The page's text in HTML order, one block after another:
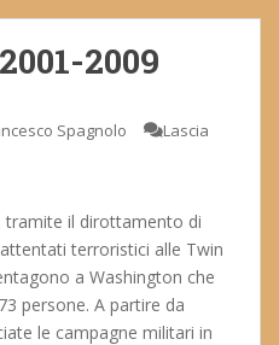
2009
Spagnolo
Lascia
tramite il dirottamento di
terroristici alle Twin
a Washington che
persone. A partire da
le campagne militari in